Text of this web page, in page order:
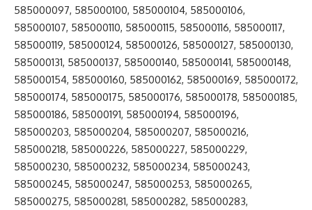
585000097, 585000100, 585000104, 585000106,
585000107, 585000110, 585000115, 585000116, 585000117,
585000119, 585000124, 585000126, 585000127, 585000130,
585000131, 585000137, 585000140, 585000141, 585000148,
585000154, 585000160, 585000162, 585000169, 585000172,
585000174, 585000175, 585000176, 585000178, 585000185,
585000186, 585000191, 585000194, 585000196,
585000203, 585000204, 585000207, 585000216,
585000218, 585000226, 585000227, 585000229,
585000230, 585000232, 585000234, 585000243,
585000245, 585000247, 585000253, 585000265,
585000275, 585000281, 585000282, 585000283,